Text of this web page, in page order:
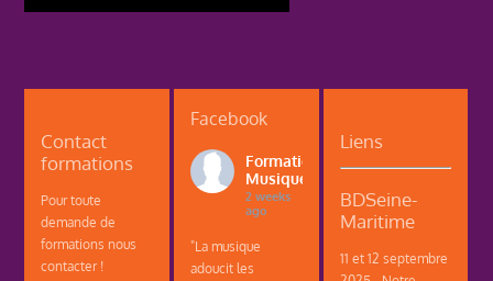
Contact
formations
Pour toute
demande de
formations nous
contacter !
Facebook
Formations
Musique
2 weeks
ago
"La musique
adoucit les
Liens
BDSeine-
Maritime
11 et 12 septembre